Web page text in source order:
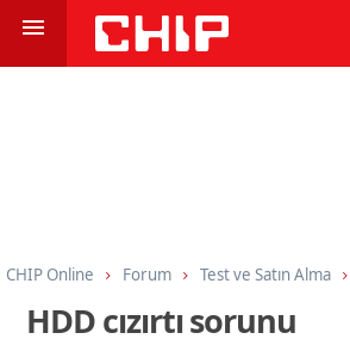
CHIP Online Forum Test ve Satın Alma
HDD cızırtı sorunu